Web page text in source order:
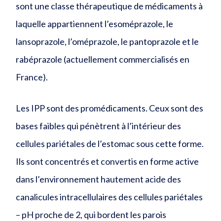
sont une classe thérapeutique de médicaments à
laquelle appartiennent l’esoméprazole, le
lansoprazole, l’oméprazole, le pantoprazole et le
rabéprazole (actuellement commercialisés en
France).
Les IPP sont des promédicaments. Ceux sont des
bases faibles qui pénètrent à l’intérieur des
cellules pariétales de l’estomac sous cette forme.
Ils sont concentrés et convertis en forme active
dans l’environnement hautement acide des
canalicules intracellulaires des cellules pariétales
– pH proche de 2, qui bordent les parois